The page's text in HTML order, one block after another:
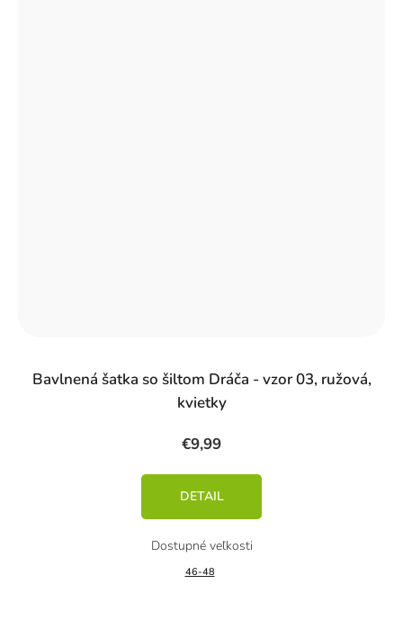
Bavlnená šatka so šiltom Dráča - vzor 03, ružová,
kvietky
€9,99
DETAIL
46-48